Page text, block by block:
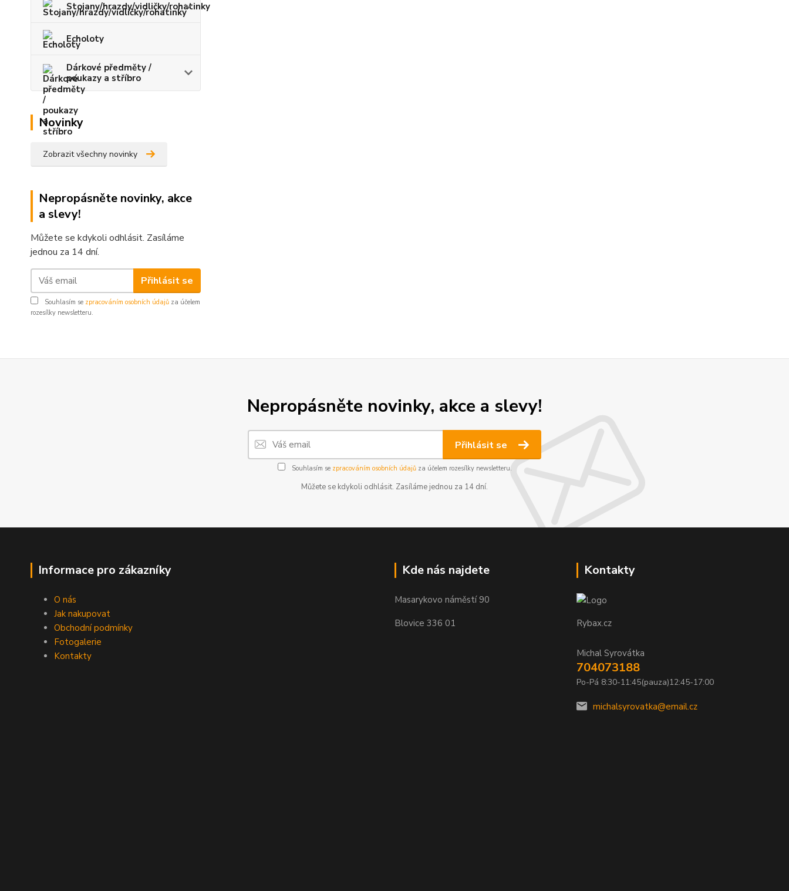
Stojany/hrazdy/vidličky/rohatinky
Echoloty
Dárkové předměty /
poukazy a stříbro
Novinky
Zobrazit všechny novinky
Nepropásněte novinky, akce
a slevy!
Můžete se kdykoli odhlásit. Zasíláme
jednou za 14 dní.
Přihlásit se
Souhlasím se zpracováním osobních údajů za účelem
rozesílky newsletteru.
Nepropásněte novinky, akce a slevy!
Přihlásit se
Souhlasím se zpracováním osobních údajůza účelem rozesílky newsletteru.
Můžete se kdykoli odhlásit. Zasíláme jednou za 14 dní.
Informace pro zákazníky
O nás
Jak nakupovat
Obchodní podmínky
Fotogalerie
Kontakty
Kde nás najdete
Masarykovo náměstí 90
Blovice 336 01
Kontakty
Rybax.cz
Michal Syrovátka
704073188
Po-Pá 8:30-11:45(pauza)12:45-17:00
michalsyrovatka@email.cz